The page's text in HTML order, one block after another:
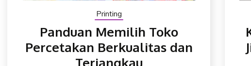
Printing
Panduan Memilih Toko
Percetakan Berkualitas dan
Terjangkau